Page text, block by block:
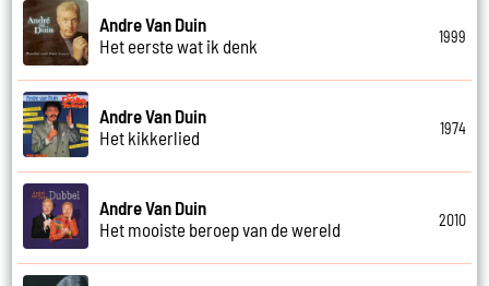
Andre Van Duin
Het eerste wat ik denk
1999
Andre Van Duin
Het kikkerlied
1974
Andre Van Duin
Het mooiste beroep van de wereld
2010